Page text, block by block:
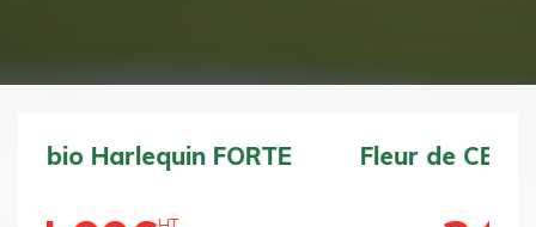
Fleur de CBD bio BZ1 DOUCE